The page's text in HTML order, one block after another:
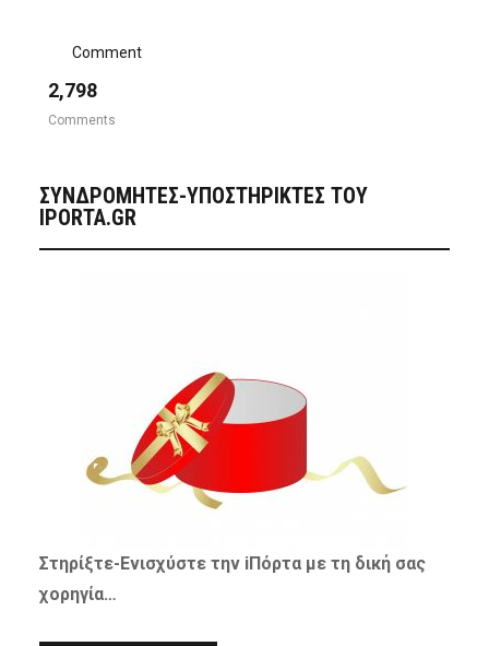
Comment
2,798
Comments
ΣΥΝΔΡΟΜΗΤΈΣ-ΥΠΟΣΤΗΡΙΚΤΈΣ ΤΟΥ
IPORTA.GR
Στηρίξτε-Ενισχύστετην iΠόρτα με τη δική σας
χορηγία…